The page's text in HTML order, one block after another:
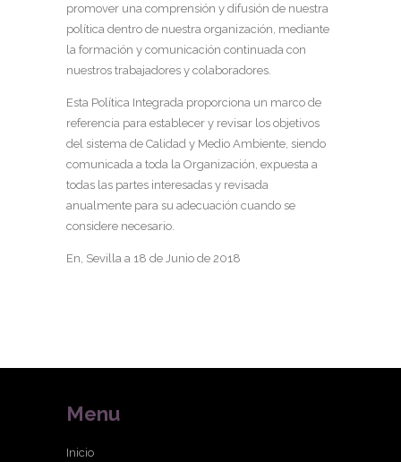
promover una comprensión y difusión de nuestra
política dentro de nuestra organización, mediante
la formación y comunicación continuada con
nuestros trabajadores y colaboradores.
Esta Política Integrada proporciona un marco de
referencia para establecer y revisar los objetivos
del sistema de Calidad y Medio Ambiente, siendo
comunicada a toda la Organización, expuesta a
todas las partes interesadas y revisada
anualmente para su adecuación cuando se
considere necesario.
En, Sevilla a 18 de Junio de 2018
Menu
Inicio